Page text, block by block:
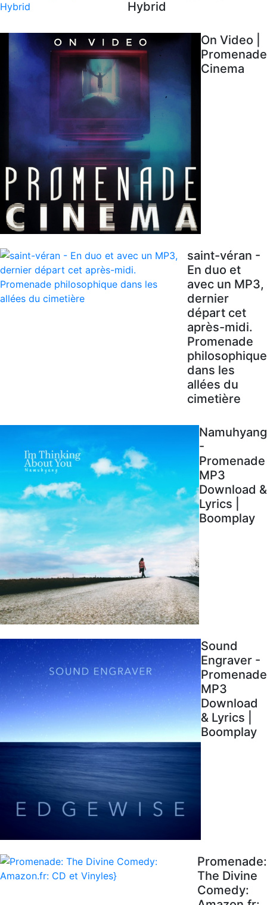
Hybrid
On Video |
Promenade
Cinema
saint-véran -
En duo et
avec un MP3,
dernier
départ cet
après-midi.
Promenade
philosophique
dans les
allées du
cimetière
Namuhyang
-
Promenade
MP3
Download &
Lyrics |
Boomplay
Sound
Engraver -
Promenade
MP3
Download
& Lyrics |
Boomplay
Promenade:
The Divine
Comedy: